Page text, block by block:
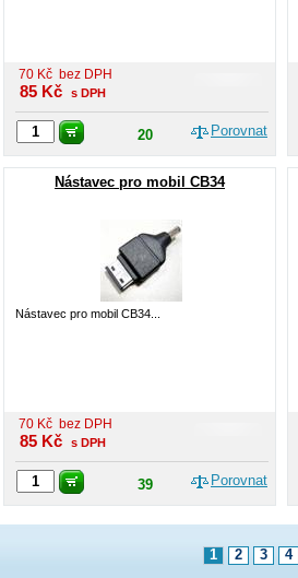
70 Kč bez DPH
85 Kč s DPH
Porovnat
20
Nástavec pro mobil CB34
Nástavec pro mobil CB34...
70 Kč bez DPH
85 Kč s DPH
Porovnat
39
1 2 3 4